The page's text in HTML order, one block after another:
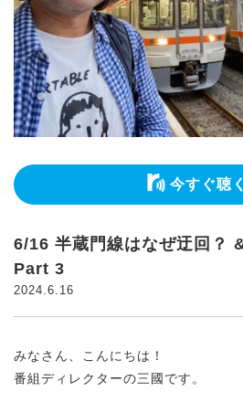
今すぐ聴
6/16 半蔵門線はなぜ迂回？
Part 3
2024.6.16
みなさん、こんにちは！
番組ディレクターの三國です。